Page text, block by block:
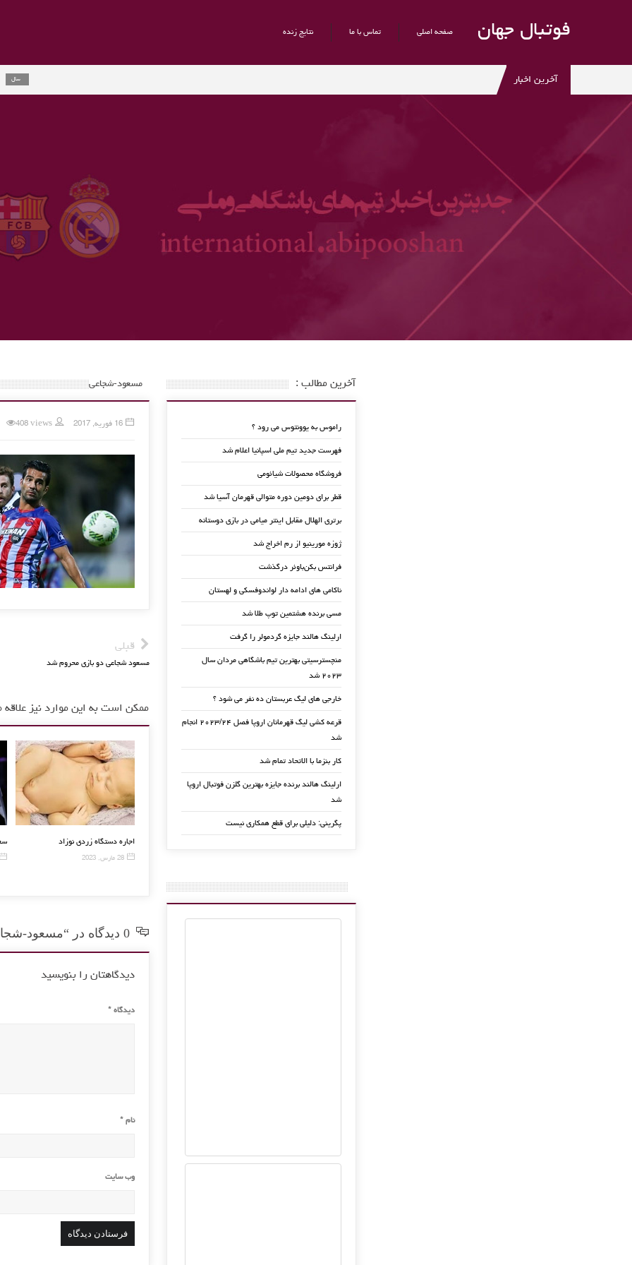
فوتبال جهان صفحه اصلی تماس با ما نتایج زنده
آخرین اخبار راموس به
ارلینگ
مسعود-شجاعی
16 فوریه, 2017 408 views
قبلی
مسعود شجاعی دو بازی محروم شد
ممکن است به این موارد نیز علاقه
اجاره
پرزبا زین الدین زیدان جلسه اضطراری
دیدگاهتان را بنویسید
دیدگاه *
نام *
وب‌ سایت
آخرین مطالب :
راموس به یوونتوس می رود ؟
فهرست جدید تیم ملی اسپانیا اعلام شد
فروشگاه محصولات شیائومی
قطر برای دومین دوره متوالی قهرمان آسیا شد
برتری الهلال مقابل اینتر میامی در بازی دوستانه
ژوزه مورینیو از رم اخراج شد
فرانتس بکن‌باوئر درگذشت
ناکامی های ادامه دار لواندوفسکی و لهستان
مسی برنده هشتمین توپ طلا شد
ارلینگ هالند جایزه گردمولر را گرفت
منچسترسیتی بهترین تیم باشگاهی مردان سال
۲۰۲۳ شد
خارجی های لیگ عربستان ده نفر می شود ؟
قرعه کشی لیگ قهرمانان اروپا فصل ۲۰۲۳/۲۴ انجام
شد
کار بنزما با الاتحاد تمام شد
ارلینگ هالند برنده جایزه بهترین گلزن فوتبال اروپا
شد
پگرینی: دلیلی برای قطع همکاری نیست